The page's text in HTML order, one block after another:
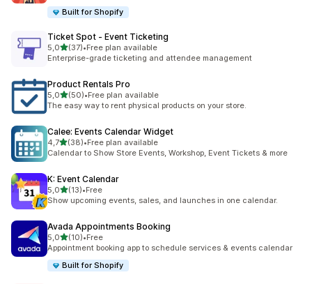
Built for Shopify
Ticket Spot ‑ Event Ticketing
5,0/ 5 tähteä
(37)
37 arvostelua yhteensä
•Free plan available
Enterprise-grade ticketing and attendee management
Product Rentals Pro
5,0/ 5 tähteä
(50)
50 arvostelua yhteensä
•Free plan available
The easy way to rent physical products on your store.
Calee: Events Calendar Widget
4,7/ 5 tähteä
(38)
38 arvostelua yhteensä
•Free plan available
Calendar to Show Store Events, Workshop, Event Tickets & more
K: Event Calendar
5,0/ 5 tähteä
(13)
13 arvostelua yhteensä
•Free
Show upcoming events, sales, and launches in one calendar.
Avada Appointments Booking
5,0/ 5 tähteä
(10)
10 arvostelua yhteensä
•Free
Appointment booking app to schedule services & events calendar
Built for Shopify